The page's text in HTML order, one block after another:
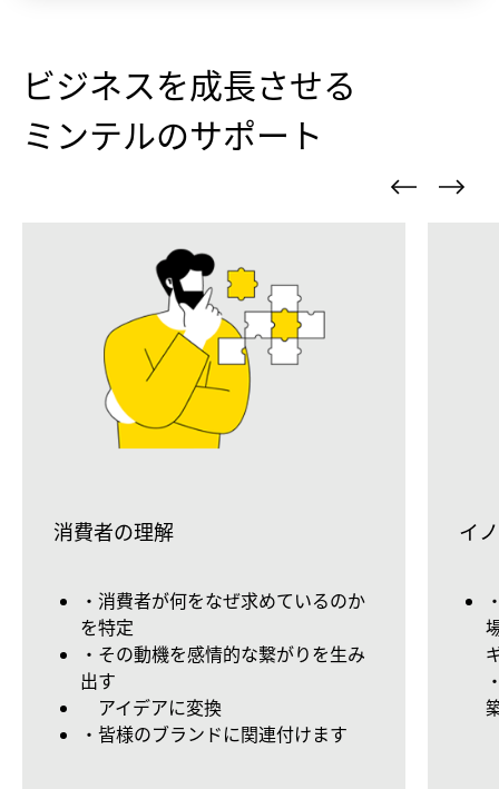
ビジネスを成長させる
ミンテルのサポート
消費者の理解
・消費者が何をなぜ求めているのか
を特定
・その動機を感情的な繋がりを生み
出す
アイデアに変換
・皆様のブランドに関連付けます
イ